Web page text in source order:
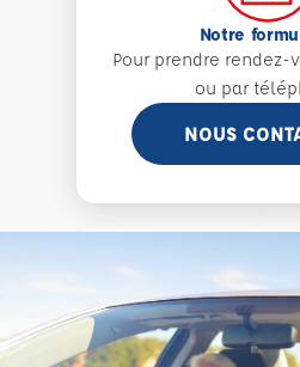
Notre
Pour prendre rendez-
ou par
NOUS